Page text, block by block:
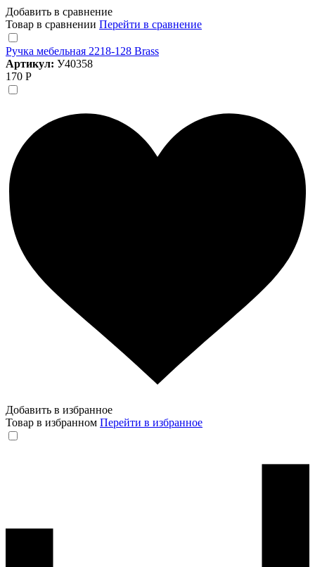
Добавить в сравнение
Товар в сравнении Перейти в сравнение
Ручка мебельная 2218-128 Brass
Артикул: У40358
170 Р
Добавить в избранное
Товар в избранном Перейти в избранное